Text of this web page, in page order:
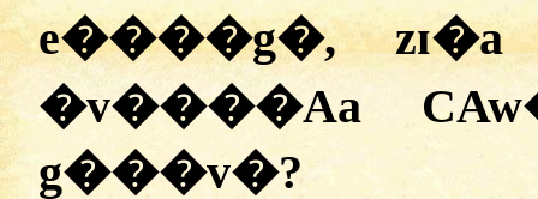
e����g�,
�v����Aa
g���v�?